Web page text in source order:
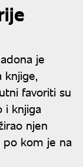
je
knjige,
favoriti su
i knjiga
njen
po kom je na